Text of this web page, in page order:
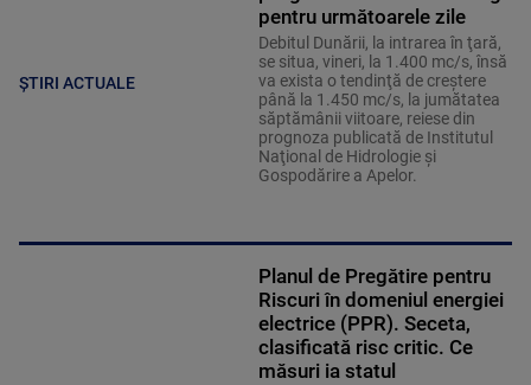
ȘTIRI ACTUALE
pentru următoarele zile
Debitul Dunării, la intrarea în ţară,
se situa, vineri, la 1.400 mc/s, însă
va exista o tendinţă de creştere
până la 1.450 mc/s, la jumătatea
săptămânii viitoare, reiese din
prognoza publicată de Institutul
Naţional de Hidrologie şi
Gospodărire a Apelor.
Planul de Pregătire pentru
Riscuri în domeniul energiei
electrice (PPR). Seceta,
clasificată risc critic. Ce
măsuri ia statul